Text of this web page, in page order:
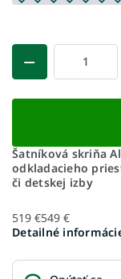
Šatníková skriňa
odkladacieho
či detskej izby
519 €549 €
Detailné